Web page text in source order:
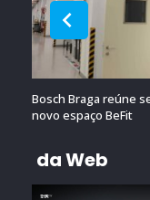
Bosch Braga reúne
novo espaço BeFit
da Web